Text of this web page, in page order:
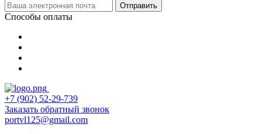
Отправить
Способы оплаты
+7 (902) 52-29-739
Заказать обратный звонок
portvl125@gmail.com